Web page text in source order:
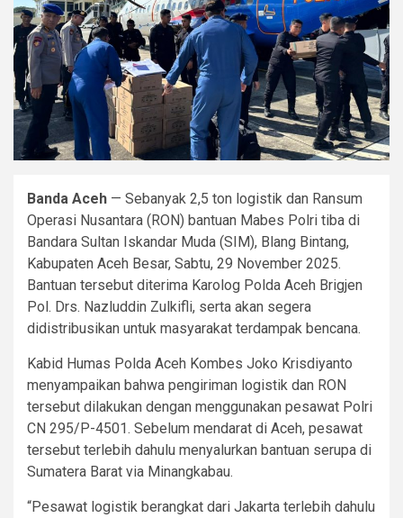
Banda Aceh — Sebanyak 2,5 ton logistik dan Ransum
Operasi Nusantara (RON) bantuan Mabes Polri tiba di
Bandara Sultan Iskandar Muda (SIM), Blang Bintang,
Kabupaten Aceh Besar, Sabtu, 29 November 2025.
Bantuan tersebut diterima Karolog Polda Aceh Brigjen
Pol. Drs. Nazluddin Zulkifli, serta akan segera
didistribusikan untuk masyarakat terdampak bencana.
Kabid Humas Polda Aceh Kombes Joko Krisdiyanto
menyampaikan bahwa pengiriman logistik dan RON
tersebut dilakukan dengan menggunakan pesawat Polri
CN 295/P-4501. Sebelum mendarat di Aceh, pesawat
tersebut terlebih dahulu menyalurkan bantuan serupa di
Sumatera Barat via Minangkabau.
“Pesawat logistik berangkat dari Jakarta terlebih dahulu